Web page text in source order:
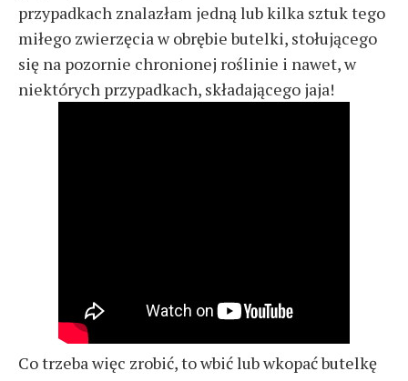
przypadkach znalazłam jedną lub kilka sztuk tego
miłego zwierzęcia w obrębie butelki, stołującego
się na pozornie chronionej roślinie i nawet, w
niektórych przypadkach, składającego jaja!
Co trzeba więc zrobić, to wbić lub wkopać butelkę